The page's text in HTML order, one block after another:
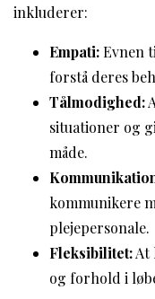
inkluderer:
Empati:Evnen
forstå deres
Tålmodighed:
situationer og
måde.
kommunikere
plejepersonale.
Fleksibilitet:At
og forhold i